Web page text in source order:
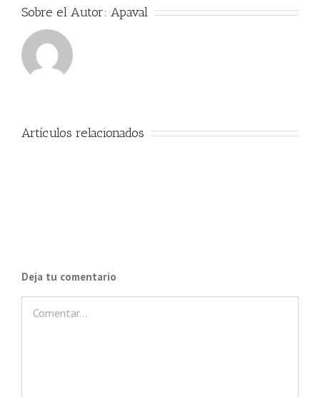
Sobre el Autor: Apaval
Artículos relacionados
Deja tu comentario